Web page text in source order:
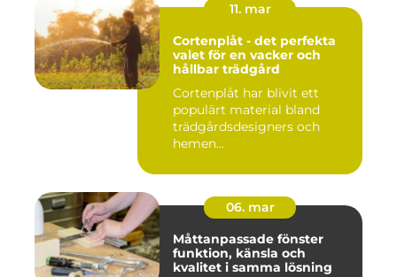
11. mar
Cortenplåt - det perfekta
valet för en vacker och
hållbar trädgård
Cortenplåt har blivit ett
populärt material bland
trädgårdsdesigners och
hemen...
06. mar
Måttanpassade fönster
funktion, känsla och
kvalitet i samma lösning